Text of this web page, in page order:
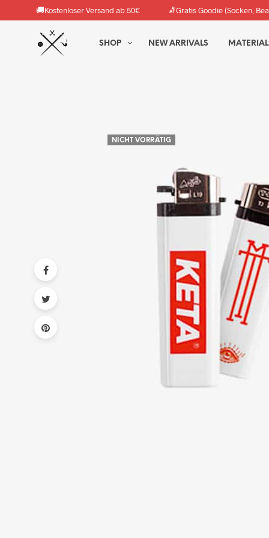
🚚Kostenloser Versand ab 50€ 🧦Gratis Goodie (Socken,
SHOP NEW ARRIVALS
NICHT VORRÄTIG